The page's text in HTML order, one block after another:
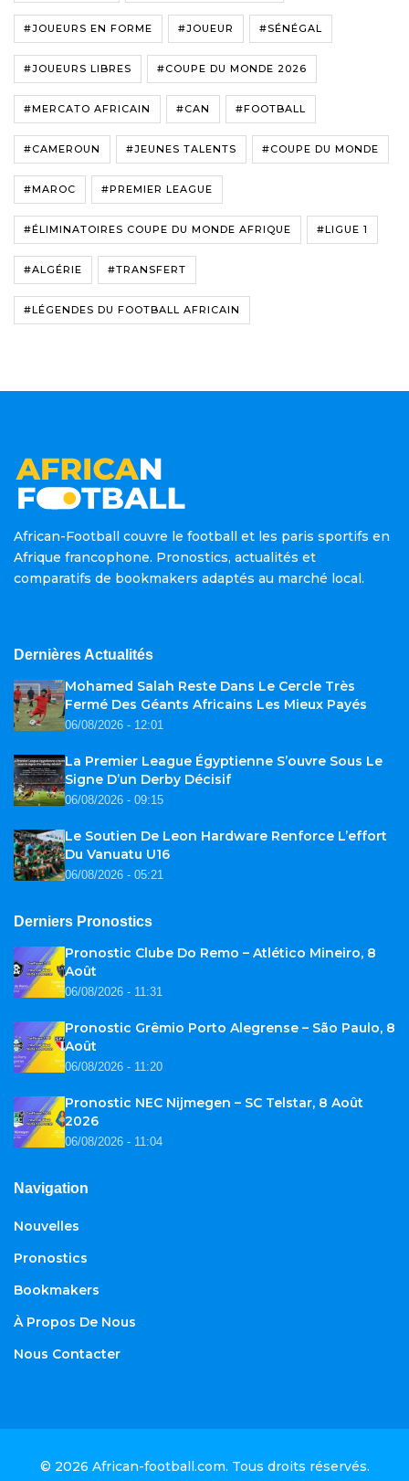
#JOUEURS EN FORME #JOUEUR #SÉNÉGAL
#JOUEURS LIBRES #COUPE DU MONDE 2026
#MERCATO AFRICAIN #CAN #FOOTBALL
#CAMEROUN #JEUNES TALENTS #COUPE DU MONDE
#MAROC #PREMIER LEAGUE
#ÉLIMINATOIRES COUPE DU MONDE AFRIQUE #LIGUE 1
#ALGÉRIE #TRANSFERT
#LÉGENDES DU FOOTBALL AFRICAIN
African-Football couvre le football et les paris sportifs en
Afrique francophone. Pronostics, actualités et
comparatifs de bookmakers adaptés au marché local.
Dernières Actualités
Mohamed Salah Reste Dans Le Cercle Très
Fermé Des Géants Africains Les Mieux Payés
06/08/2026 - 12:01
La Premier League Égyptienne S’ouvre Sous Le
Signe D’un Derby Décisif
06/08/2026 - 09:15
Le Soutien De Leon Hardware Renforce L’effort
Du Vanuatu U16
06/08/2026 - 05:21
Derniers Pronostics
Pronostic Clube Do Remo – Atlético Mineiro, 8
Août
06/08/2026 - 11:31
Pronostic Grêmio Porto Alegrense – São Paulo, 8
Août
06/08/2026 - 11:20
Pronostic NEC Nijmegen – SC Telstar, 8 Août
2026
06/08/2026 - 11:04
Navigation
Nouvelles
Pronostics
Bookmakers
À Propos De Nous
Nous Contacter
© 2026 African-football.com. Tous droits réservés.